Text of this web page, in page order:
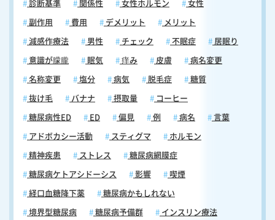
診断基準 関係性 女性ホルモン 女性
副作用 費用 デメリット メリット
減感作療法 男性 チェック 不眠症 居眠り
意識が朦朧 眠気 痒み 皮膚 病名変更
名称変更 塩分 病気 脱毛症 糖質
抜け毛 バナナ 摂取量 コーヒー
糖尿病性ED ED 偏見 例 病名 言葉
アドボカシー活動 スティグマ ホルモン
精神疾患 ストレス 糖尿病網膜症
糖尿病ケトアシドーシス 影響 喫煙
経口血糖降下薬 糖尿病かもしれない
境界型糖尿病 糖尿病予備群 インスリン療法